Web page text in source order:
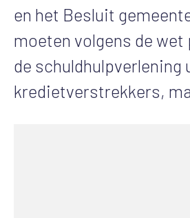
en het Besluit
moeten volgens de wet
de
kredietverstrekkers,